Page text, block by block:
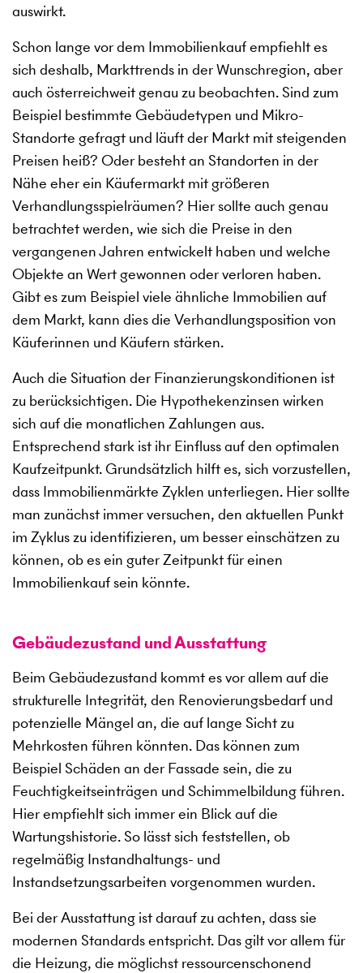
auswirkt.
Schon lange vor dem Immobilienkauf empfiehlt es
sich deshalb, Markttrends in der Wunschregion, aber
auch österreichweit genau zu beobachten. Sind zum
Beispiel bestimmte Gebäudetypen und Mikro-
Standorte gefragt und läuft der Markt mit steigenden
Preisen heiß? Oder besteht an Standorten in der
Nähe eher ein Käufermarkt mit größeren
Verhandlungsspielräumen? Hier sollte auch genau
betrachtet werden, wie sich die Preise in den
vergangenen Jahren entwickelt haben und welche
Objekte an Wert gewonnen oder verloren haben.
Gibt es zum Beispiel viele ähnliche Immobilien auf
dem Markt, kann dies die Verhandlungsposition von
Käuferinnen und Käufern stärken.
Auch die Situation der Finanzierungskonditionen ist
zu berücksichtigen. Die Hypothekenzinsen wirken
sich auf die monatlichen Zahlungen aus.
Entsprechend stark ist ihr Einfluss auf den optimalen
Kaufzeitpunkt. Grundsätzlich hilft es, sich vorzustellen,
dass Immobilienmärkte Zyklen unterliegen. Hier sollte
man zunächst immer versuchen, den aktuellen Punkt
im Zyklus zu identifizieren, um besser einschätzen zu
können, ob es ein guter Zeitpunkt für einen
Immobilienkauf sein könnte.
Gebäudezustand und Ausstattung
Beim Gebäudezustand kommt es vor allem auf die
strukturelle Integrität, den Renovierungsbedarf und
potenzielle Mängel an, die auf lange Sicht zu
Mehrkosten führen könnten. Das können zum
Beispiel Schäden an der Fassade sein, die zu
Feuchtigkeitseinträgen und Schimmelbildung führen.
Hier empfiehlt sich immer ein Blick auf die
Wartungshistorie. So lässt sich feststellen, ob
regelmäßig Instandhaltungs- und
Instandsetzungsarbeiten vorgenommen wurden.
Bei der Ausstattung ist darauf zu achten, dass sie
modernen Standards entspricht. Das gilt vor allem für
die Heizung, die möglichst ressourcenschonend